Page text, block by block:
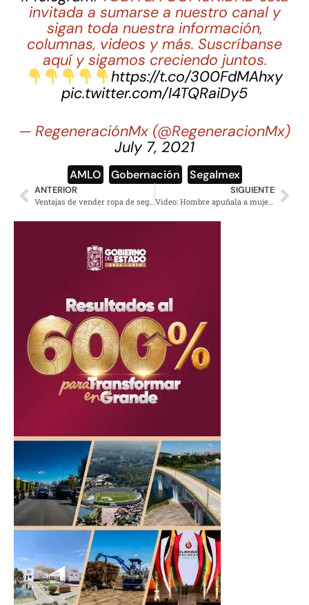
invitada a sumarse a nuestro canal y
sigan toda nuestra información,
columnas, videos y más. Suscríbanse
aquí y sigamos creciendo juntos.
https://t.co/300FdMAhxy
pic.twitter.com/I4TQRaiDy5
— RegeneraciónMx (@RegeneracionMx)
July 7, 2021
AMLO Gobernación Segalmex
ANTERIOR
Ventajas de vender ropa de segunda mano a través de aplicaciones
SIGUIENTE
Video: Hombre apuñala a mujer en pleno concierto de banda en Nuevo León